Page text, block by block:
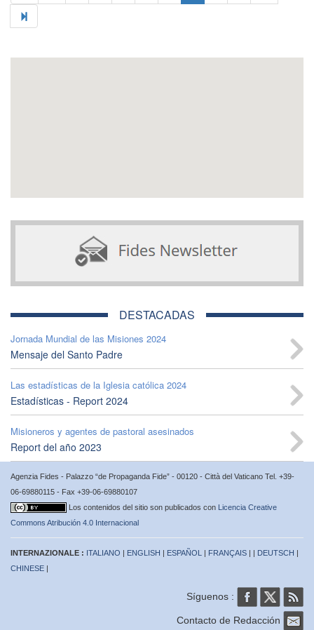
DESTACADAS
Jornada Mundial de las Misiones 2024
Mensaje del Santo Padre
Las estadísticas de la Iglesia católica 2024
Estadísticas - Report 2024
Misioneros y agentes de pastoral asesinados
Report del año 2023
Agenzia Fides - Palazzo “de Propaganda Fide” - 00120 - Città del Vaticano Tel. +39-
06-69880115 - Fax +39-06-69880107
Los contenidos del sitio son publicados con Licencia Creative
Commons Atribución 4.0 Internacional
INTERNAZIONALE : ITALIANO | ENGLISH | ESPAÑOL | FRANÇAIS | | DEUTSCH |
CHINESE |
Síguenos :
Contacto de Redacción